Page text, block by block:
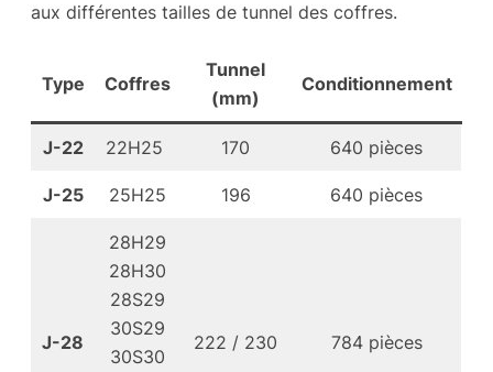
aux différentes tailles de tunnel des coffres.
Type Coffres
Tunnel
(mm)
Conditionnement
J-22 22H25 170 640 pièces
J-25 25H25 196 640 pièces
J-28
28H29
28H30
28S29
30S29
30S30
222 / 230 784 pièces